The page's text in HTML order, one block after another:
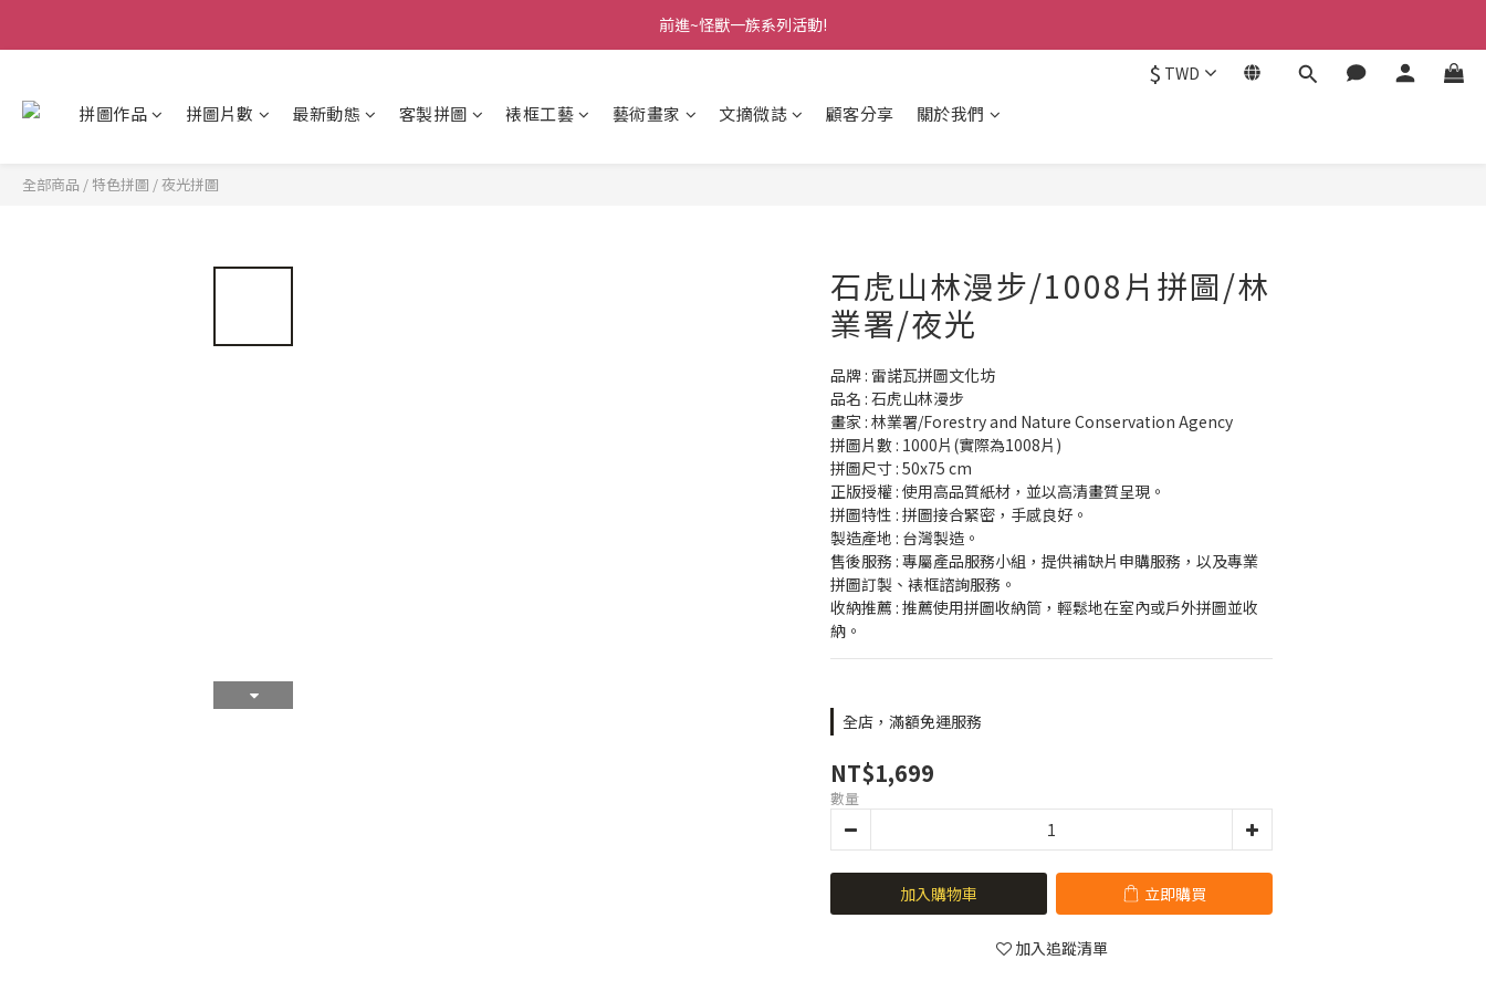
前進~怪獸一族系列活動!
前進~怪獸一族系列活動!
前進~怪獸一族系列活動!
$ TWD
拼圖作品 拼圖片數 最新動態 客製拼圖 裱框工藝 藝術畫家 文摘微誌 顧客分享 關於我們
全部商品 /特色拼圖 /夜光拼圖
石虎山林漫步/1008片拼圖/林
業署/夜光
品牌 : 雷諾瓦拼圖文化坊
品名 : 石虎山林漫步
畫家 : 林業署/Forestry and Nature Conservation Agency
拼圖片數 : 1000片(實際為1008片)
拼圖尺寸 : 50x75 cm
正版授權 : 使用高品質紙材，並以高清畫質呈現。
拼圖特性 : 拼圖接合緊密，手感良好。
製造產地 : 台灣製造。
售後服務 : 專屬產品服務小組，提供補缺片申購服務，以及專業
拼圖訂製、裱框諮詢服務。
收納推薦 : 推薦使用拼圖收納筒，輕鬆地在室內或戶外拼圖並收
納。
全店，滿額免運服務
NT$1,699
數量
加入購物車 立即購買
加入追蹤清單